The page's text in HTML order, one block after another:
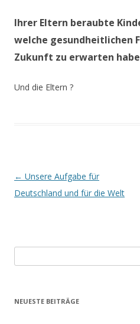
Ihrer Eltern beraubte
welche gesundheitlichen
Zukunft zu erwarten
Und die Eltern ?
Beitrags-
Navigation
← Unsere Aufgabe für
Deutschland und für die Welt
nach:
NEUESTE BEITRÄGE